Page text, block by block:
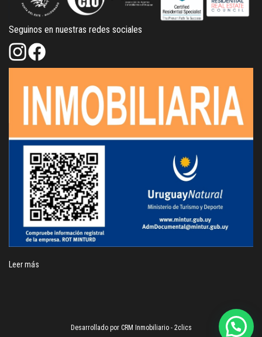
Seguinos en nuestras redes sociales
Leer más
Desarrollado por CRM Inmobiliario - 2clics